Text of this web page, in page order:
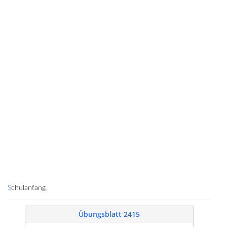
Schulanfang
Übungsblatt 2415